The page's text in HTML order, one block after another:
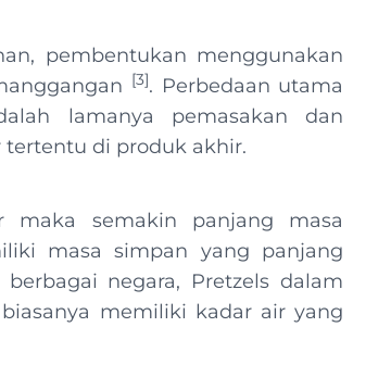
pembentukan menggunakan
[3]. Perbedaan utama
lamanya pemasakan dan
di produk akhir.
semakin panjang masa
masa simpan yang panjang
negara, Pretzels dalam
memiliki kadar air yang